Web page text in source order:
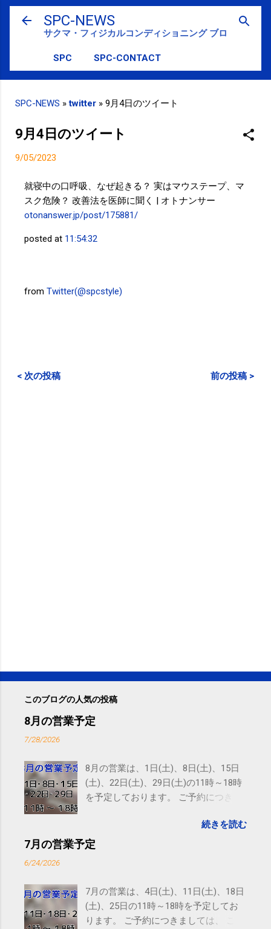
スキップしてメイン コンテンツに移動
SPC-NEWS
サクマ・フィジカルコンディショニング ブログ
SPC SPC-CONTACT
SPC-NEWS »twitter » 9月4日のツイート
9月4日のツイート
9/05/2023
就寝中の口呼吸、なぜ起きる？ 実はマウステープ、マ
スク危険？ 改善法を医師に聞く | オトナンサー
otonanswer.jp/post/175881/
posted at 11:54:32
from Twitter(@spcstyle)
< 次の投稿 前の投稿 >
このブログの人気の投稿
8月の営業予定
7/28/2026
8月の営業は、1日(土)、8日(土)、15日
(土)、22日(土)、29日(土)の11時～18時
を予定しております。 ご予約につきま
す。 電話に出られないことがあります
ので、ご予約、お問い合わせは
続きを読む
7月の営業予定
6/24/2026
7月の営業は、4日(土)、11日(土)、18日
(土)、25日の11時～18時を予定してお
ります。 ご予約につきましては、 こち